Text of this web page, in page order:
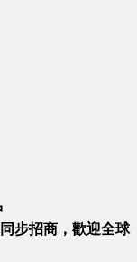
步招商，歡迎全球